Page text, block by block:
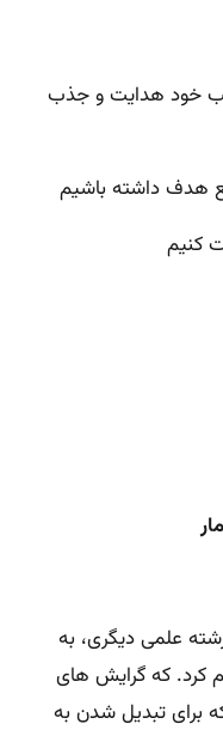
خود هدایت و جذب
هدف داشته باشیم
کنیم
علمی دیگری، به
کرد. که گرایش های
برای تبدیل شدن به